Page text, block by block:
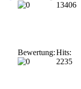
13406
Bewertung:Hits:
2235